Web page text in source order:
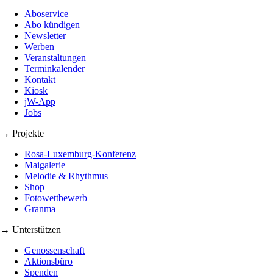
Aboservice
Abo kündigen
Newsletter
Werben
Veranstaltungen
Terminkalender
Kontakt
Kiosk
jW-App
Jobs
→ Projekte
Rosa-Luxemburg-Konferenz
Maigalerie
Melodie & Rhythmus
Shop
Fotowettbewerb
Granma
→ Unterstützen
Genossenschaft
Aktionsbüro
Spenden